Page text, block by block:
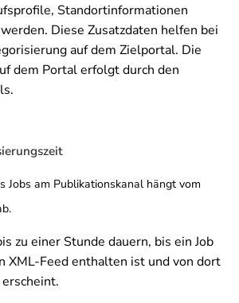
Standortinformationen
Diese Zusatzdaten helfen bei
auf dem Zielportal. Die
dem Portal erfolgt durch den
Jobs am Publikationskanal hängt vom
zu einer Stunde dauern, bis ein Job
XML-Feed enthalten ist und von dort